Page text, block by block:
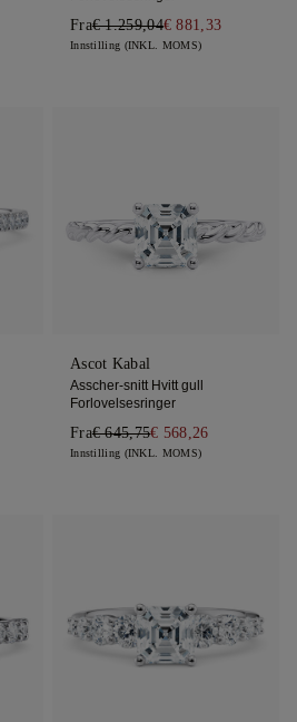
Fra€ 1.259,04€ 881,33
Innstilling (INKL. MOMS)
Ascot Kabal
Asscher-snitt Hvitt gull
Forlovelsesringer
Fra€ 645,75€ 568,26
Innstilling (INKL. MOMS)